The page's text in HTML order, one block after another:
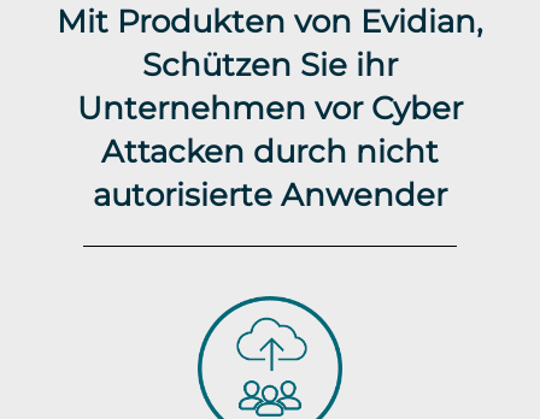
Mit Produkten von Evidian,
Schützen Sie ihr
Unternehmen vor Cyber
Attacken durch nicht
autorisierte Anwender